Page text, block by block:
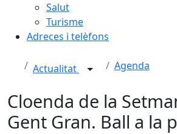
Salut
Turisme
Adreces i telèfons
Actualitat Agenda
Cloenda de la
Gent Gran. Ball a la